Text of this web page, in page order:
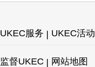
UKEC服务 UKEC活动
监督UKEC 网站地图